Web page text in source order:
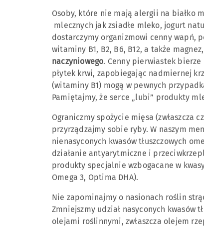
Osoby, które nie mają alergii na białko
mlecznych jak zsiadłe mleko, jogurt
dostarczymy organizmowi cenny wapń,
witaminy B1, B2, B6, B12, a także
naczyniowego. Cenny pierwiastek
płytek krwi, zapobiegając nadmiernej
(witaminy B1) mogą w pewnych
Pamiętajmy, że serce „lubi” produkty
Ograniczmy spożycie mięsa (zwłaszcza
przyrządzajmy sobie ryby. W naszym
nienasyconych kwasów tłuszczowych
działanie antyarytmiczne i
produkty specjalnie wzbogacane w
Omega 3, Optima DHA).
Nie zapominajmy o nasionach roślin
Zmniejszmy udział nasyconych kwasów
olejami roślinnymi, zwłaszcza olejem